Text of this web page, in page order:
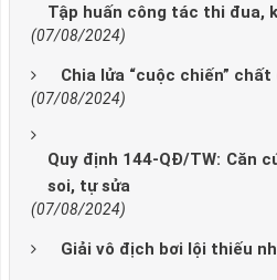
Tập huấn công tác thi đua,
(07/08/2024)
Chia lửa “cuộc chiến”
(07/08/2024)
Quy định 144-QĐ/TW: Căn
soi, tự sửa
(07/08/2024)
Giải vô địch bơi lội thiếu